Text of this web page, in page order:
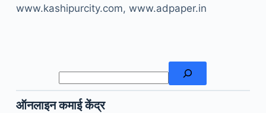
www.kashipurcity.com, www.adpaper.in
ऑनलाइन कमाई केंद्र